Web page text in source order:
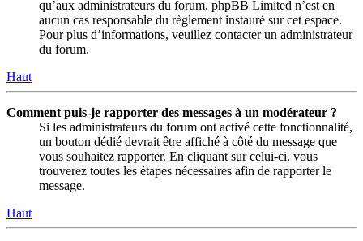
qu’aux administrateurs du forum, phpBB Limited n’est en
aucun cas responsable du règlement instauré sur cet espace.
Pour plus d’informations, veuillez contacter un administrateur
du forum.
Haut
Comment puis-je rapporter des messages à un modérateur ?
Si les administrateurs du forum ont activé cette fonctionnalité,
un bouton dédié devrait être affiché à côté du message que
vous souhaitez rapporter. En cliquant sur celui-ci, vous
trouverez toutes les étapes nécessaires afin de rapporter le
message.
Haut